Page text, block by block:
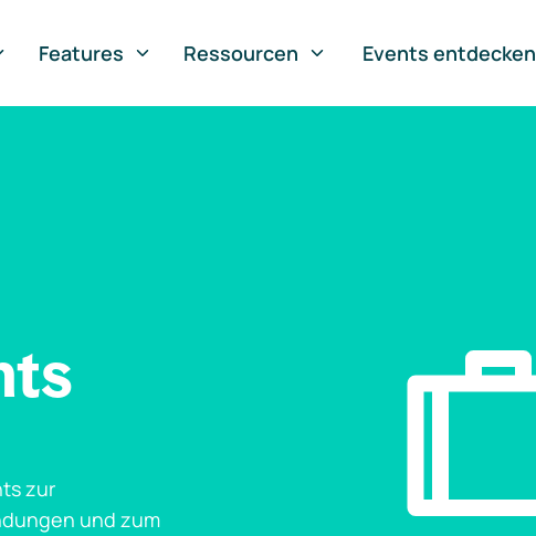
Features Ressourcen Events entdecken
zur
und zum